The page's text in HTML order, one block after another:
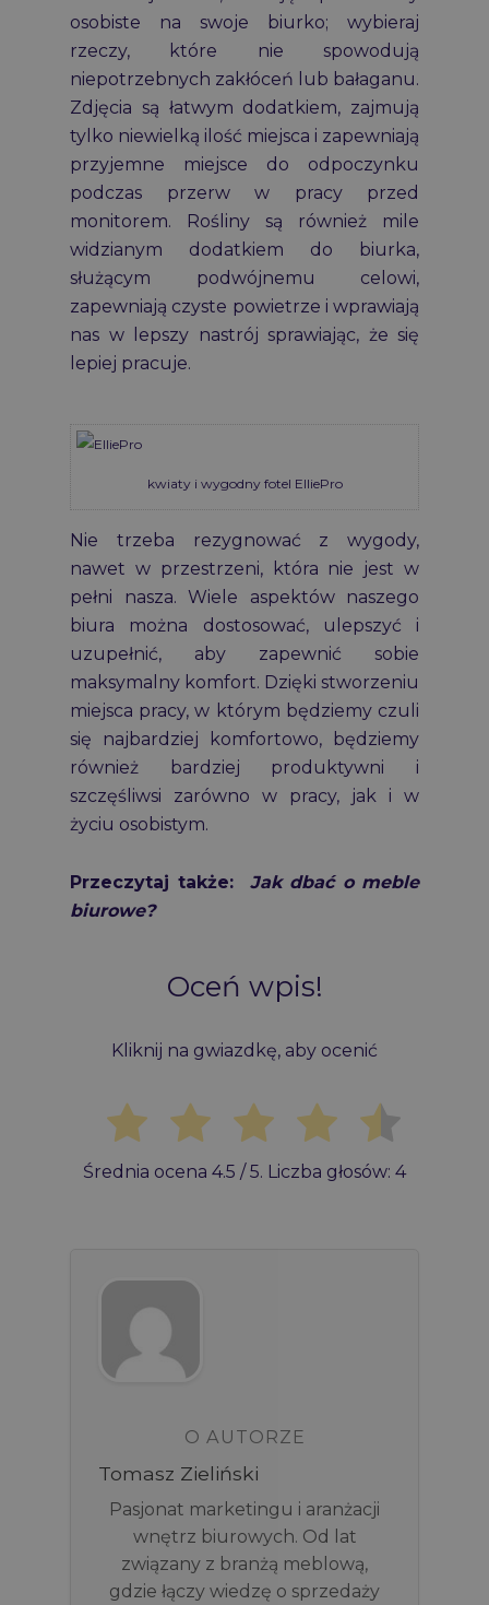
osobiste na swoje biurko; wybieraj
rzeczy, które nie spowodują
niepotrzebnych zakłóceń lub bałaganu.
Zdjęcia są łatwym dodatkiem, zajmują
tylko niewielką ilość miejsca i zapewniają
przyjemne miejsce do odpoczynku
podczas przerw w pracy przed
monitorem. Rośliny są również mile
widzianym dodatkiem do biurka,
służącym podwójnemu celowi,
zapewniają czyste powietrze i wprawiają
nas w lepszy nastrój sprawiając, że się
lepiej pracuje.
kwiaty i wygodny fotel ElliePro
Nie trzeba rezygnować z wygody,
nawet w przestrzeni, która nie jest w
pełni nasza. Wiele aspektów naszego
biura można dostosować, ulepszyć i
uzupełnić, aby zapewnić sobie
maksymalny komfort. Dzięki stworzeniu
miejsca pracy, w którym będziemy czuli
się najbardziej komfortowo, będziemy
również bardziej produktywni i
szczęśliwsi zarówno w pracy, jak i w
życiu osobistym.
Przeczytaj także: Jak dbać o meble
biurowe?
Oceń wpis!
Kliknij na gwiazdkę, aby ocenić
Średnia ocena 4.5 / 5. Liczba głosów: 4
O AUTORZE
Tomasz Zieliński
Pasjonat marketingu i aranżacji
wnętrz biurowych. Od lat
związany z branżą meblową,
gdzie łączy wiedzę o sprzedaży